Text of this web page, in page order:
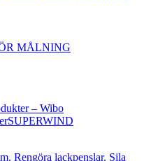
MÅLNING
– Wibo
SUPERWIND